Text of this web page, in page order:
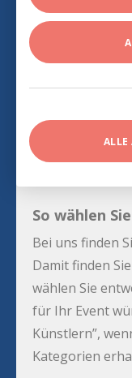
ALLE
So wählen
Bei uns finden
Damit finden
wählen Sie
für Ihr Event
Künstlern”,
Kategorien